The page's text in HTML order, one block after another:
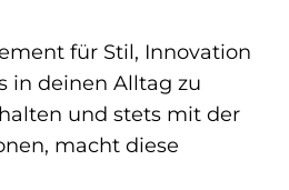
für Stil, Innovation
in deinen Alltag zu
und stets mit der
macht diese